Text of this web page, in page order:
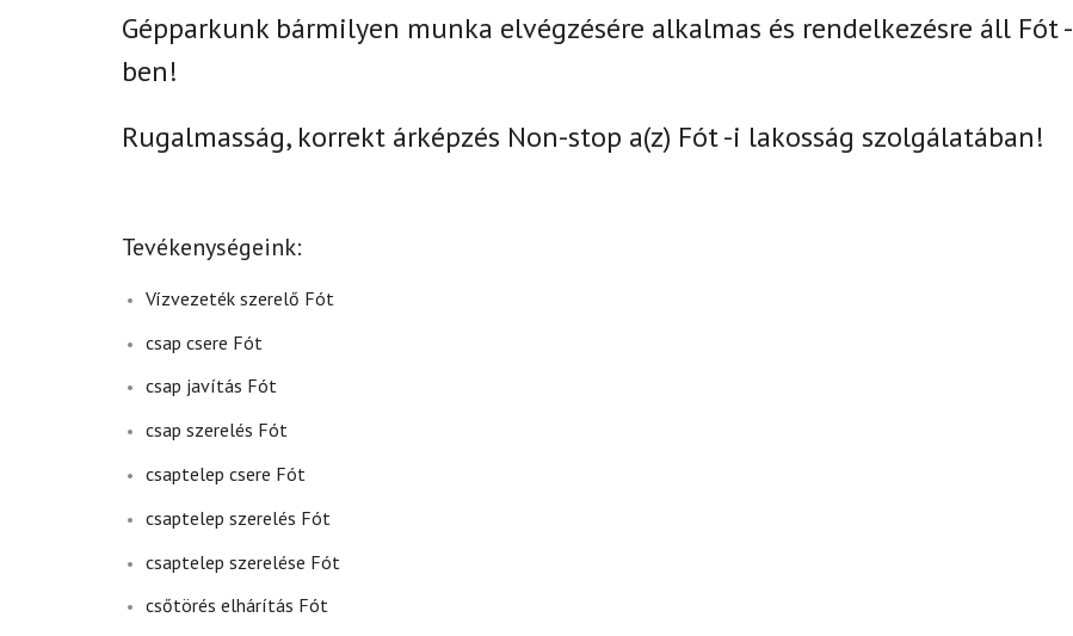
Gépparkunk bármilyen munka elvégzésére alkalmas és rendelkezésre áll Fót -
ben!
Rugalmasság, korrekt árképzés Non-stop a(z) Fót -i lakosság szolgálatában!
Tevékenységeink:
Vízvezeték szerelő Fót
csap csere Fót
csap javítás Fót
csap szerelés Fót
csaptelep csere Fót
csaptelep szerelés Fót
csaptelep szerelése Fót
csőtörés elhárítás Fót